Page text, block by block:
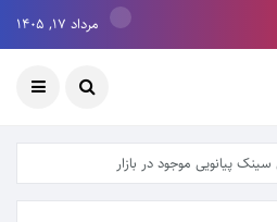
مرداد ۱۷, ۱۴۰۵